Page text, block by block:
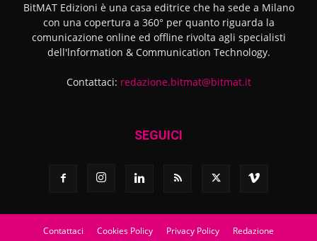
BitMAT Edizioni è una casa editrice che ha sede a Milano
con una copertura a 360° per quanto riguarda la
comunicazione online ed offline rivolta agli specialisti
dell'lnformation & Communication Technology.
Contattaci: redazione.bitmat@bitmat.it
SEGUICI
Contattaci Cookies Policy Privacy Policy Redazione